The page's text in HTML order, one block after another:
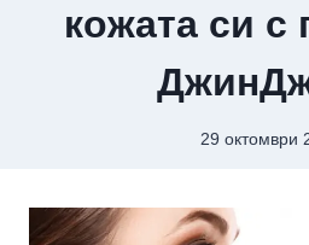
кожата си с
29 октомври